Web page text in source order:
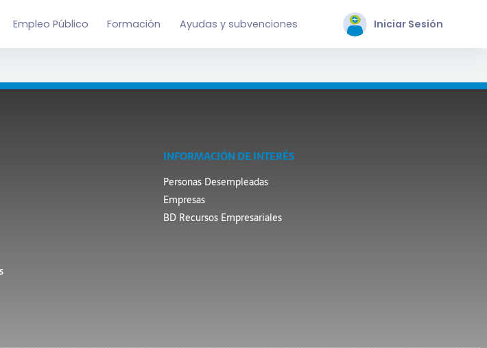
Empleo Público Formación Ayudas y subvenciones Iniciar Sesión
INFORMACIÓN DE INTERÉS
Personas Desempleadas
Empresas
BD Recursos Empresariales